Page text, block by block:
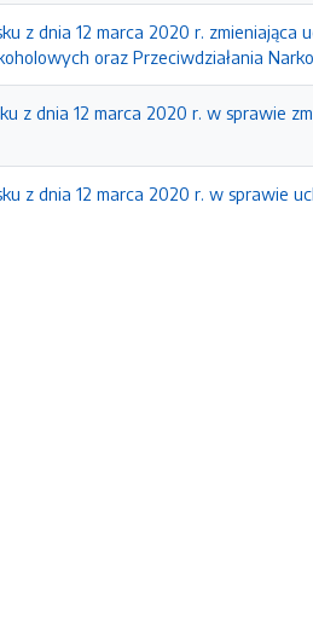
z dnia 12 marca 2020 r.
oraz Przeciwdziałania
z dnia 12 marca 2020 r. w sprawie
z dnia 12 marca 2020 r. w sprawie